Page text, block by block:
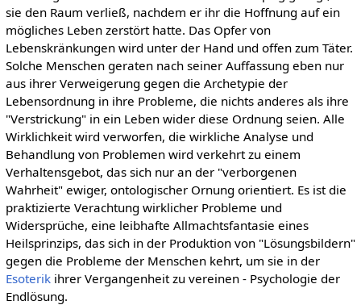
sie den Raum verließ, nachdem er ihr die Hoffnung auf ein
mögliches Leben zerstört hatte. Das Opfer von
Lebenskränkungen wird unter der Hand und offen zum Täter.
Solche Menschen geraten nach seiner Auffassung eben nur
aus ihrer Verweigerung gegen die Archetypie der
Lebensordnung in ihre Probleme, die nichts anderes als ihre
"Verstrickung" in ein Leben wider diese Ordnung seien. Alle
Wirklichkeit wird verworfen, die wirkliche Analyse und
Behandlung von Problemen wird verkehrt zu einem
Verhaltensgebot, das sich nur an der "verborgenen
Wahrheit" ewiger, ontologischer Ornung orientiert. Es ist die
praktizierte Verachtung wirklicher Probleme und
Widersprüche, eine leibhafte Allmachtsfantasie eines
Heilsprinzips, das sich in der Produktion von "Lösungsbildern"
gegen die Probleme der Menschen kehrt, um sie in der
Esoterikihrer Vergangenheit zu vereinen - Psychologie der
Endlösung.